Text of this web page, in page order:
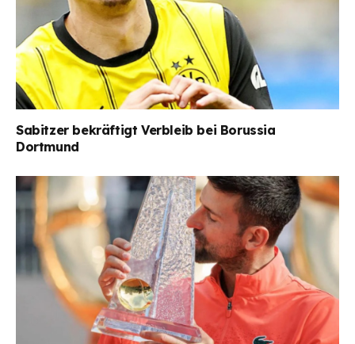
Sabitzer bekräftigt Verbleib bei Borussia
Dortmund